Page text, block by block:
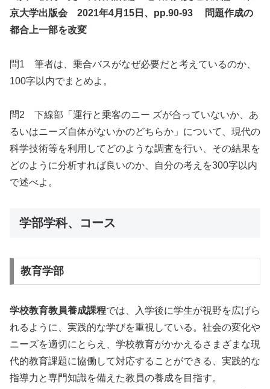
京大学出版会 2021年4月15日、pp.90-93 問題作成の
都合上一部を改変
問1 筆者は、乗合バスがなぜ必要だと考えているのか、
100字以内でまとめよ。
問2 下線部「運行と乗客のニー ズが合っていないか、あ
るいはニーズ自体がないかのどちらか」について、現代の
科学技術等を利用してどのような調査を行い、その結果を
どのように分析すれば良いのか、自分の考えを300字以内
で述べよ。
学部学科、コース
教育学部
学校教育教員養成課程では、入学後に学生が視野を広げら
れるように、実践的な学びを重視している。社会の変化や
ニーズを適切にとらえ、学校教育がかかえるさまざまな現
代的教育課題に協働して対応することができる、実践的な
指導力と専門知識を備えた教員の養成を目指す。